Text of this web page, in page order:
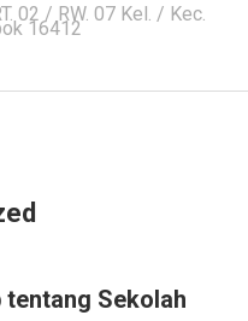
02 / RW. 07 Kel. / Kec.
16412
Sekolah